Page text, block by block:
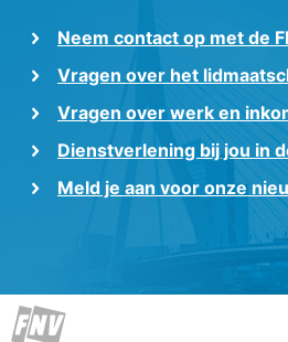
Neem contact op met de
Vragen over het
Vragen over werk en
Dienstverlening bij jou in
Meld je aan voor onze